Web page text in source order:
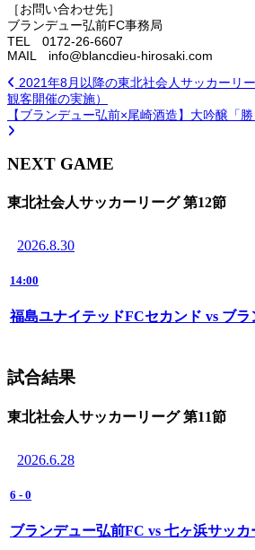
［お問い合わせ先］
ブランデュー弘前FC事務局
TEL 0172-26-6607
MAIL info@blancdieu-hirosaki.com
2021年8月以降の東北社会人サッカーリ
観客開催の実施）
【ブランデュー弘前×尾崎酒造】大吟醸「
NEXT GAME
東北社会人サッカーリーグ 第12節
2026.8.30
14:00
福島ユナイテッドFCセカンド vs ブ
試合結果
東北社会人サッカーリーグ 第11節
2026.6.28
6 - 0
ブランデュー弘前FC vs 七ヶ浜サッカ